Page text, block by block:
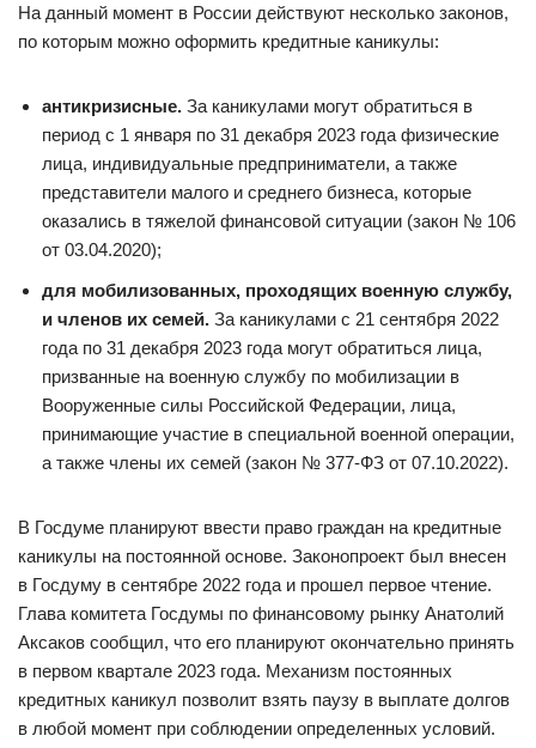
На данный момент в России действуют несколько законов,
по которым можно оформить кредитные каникулы:
антикризисные. За каникулами могут обратиться в
период с 1 января по 31 декабря 2023 года физические
лица, индивидуальные предприниматели, а также
представители малого и среднего бизнеса, которые
оказались в тяжелой финансовой ситуации (закон № 106
от 03.04.2020);
для мобилизованных, проходящих военную службу,
и членов их семей. За каникулами с 21 сентября 2022
года по 31 декабря 2023 года могут обратиться лица,
призванные на военную службу по мобилизации в
Вооруженные силы Российской Федерации, лица,
принимающие участие в специальной военной операции,
а также члены их семей (закон № 377-ФЗ от 07.10.2022).
В Госдуме планируют ввести право граждан на кредитные
каникулы на постоянной основе. Законопроект был внесен
в Госдуму в сентябре 2022 года и прошел первое чтение.
Глава комитета Госдумы по финансовому рынку Анатолий
Аксаков сообщил, что его планируют окончательно принять
в первом квартале 2023 года. Механизм постоянных
кредитных каникул позволит взять паузу в выплате долгов
в любой момент при соблюдении определенных условий.